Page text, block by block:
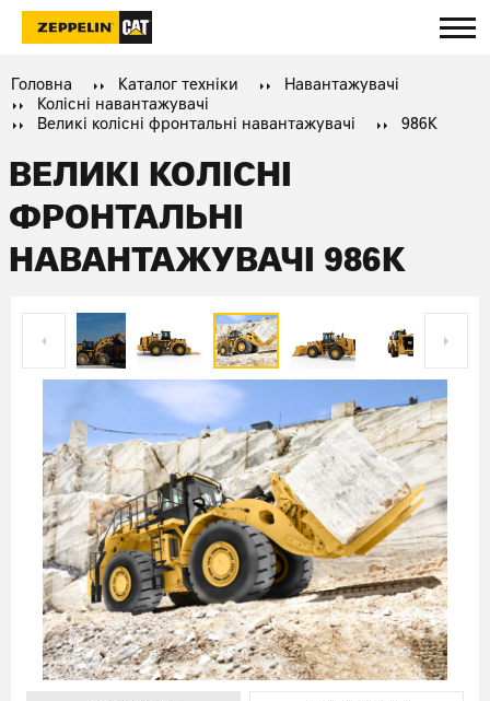
Головна Каталог техніки
Навантажувачі
Колісні навантажувачі
Великі колісні фронтальні навантажувачі
986K
ВЕЛИКІ КОЛІСНІ
ФРОНТАЛЬНІ
НАВАНТАЖУВАЧІ 986K
ФОТОГРАФІЇ 360 ЕКСТЕР'ЄР
ФОТОГРАФІЇ 360 ЕКСТЕР'ЄР
ФОТОГРАФІЇ 360 ЕКСТЕР'ЄР